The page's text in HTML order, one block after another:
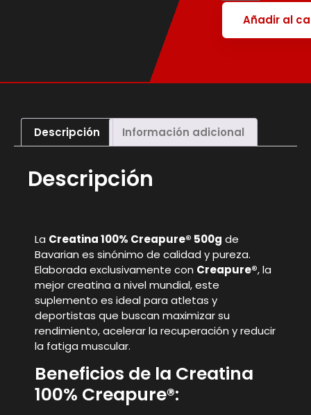
Añadir al
Descripción Información adicional
Descripción
La Creatina 100% Creapure® 500g de
Bavarian es sinónimo de calidad y pureza.
Elaborada exclusivamente con Creapure®, la
mejor creatina a nivel mundial, este
suplemento es ideal para atletas y
deportistas que buscan maximizar su
rendimiento, acelerar la recuperación y reducir
la fatiga muscular.
Beneficios de la Creatina
100% Creapure®: